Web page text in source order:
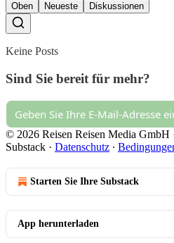
Oben Neueste Diskussionen
Keine Posts
Sind Sie bereit für mehr?
© 2026 Reisen Reisen Media GmbH
Substack · Datenschutz ∙
Starten Sie Ihre Substack
App herunterladen